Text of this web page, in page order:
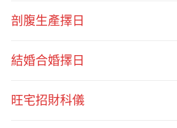
剖腹生產擇日
結婚合婚擇日
旺宅招財科儀